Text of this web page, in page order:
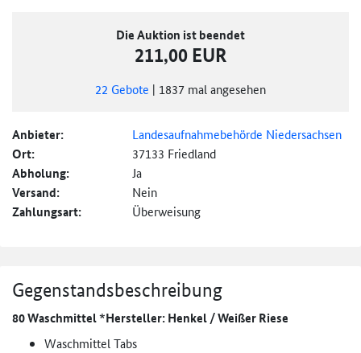
Die Auktion ist beendet
211,00 EUR
22 Gebote | 1837 mal angesehen
Anbieter: Landesaufnahmebehörde Niedersachsen
Ort: 37133 Friedland
Abholung: Ja
Versand: Nein
Zahlungsart: Überweisung
Gegenstandsbeschreibung
80 Waschmittel *Hersteller: Henkel / Weißer Riese
Waschmittel Tabs